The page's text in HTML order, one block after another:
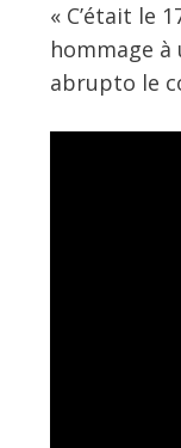
« C’était le
hommage à
abrupto le